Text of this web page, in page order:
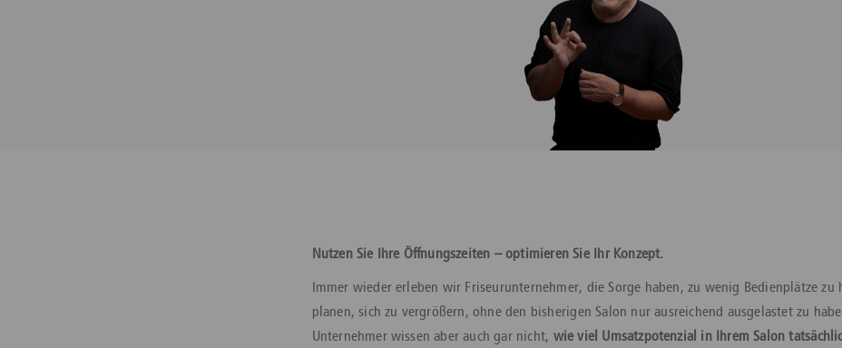
Nutzen Sie Ihre Öffnungszeiten – optimieren Sie Ihr Konzept.
Immer wieder erleben wir Friseurunternehmer, die Sorge haben, zu wenig Bedienplätze zu
planen, sich zu vergrößern, ohne den bisherigen Salon nur ausreichend ausgelastet zu
Unternehmer wissen aber auch gar nicht, wie viel Umsatzpotenzial in Ihrem Salon